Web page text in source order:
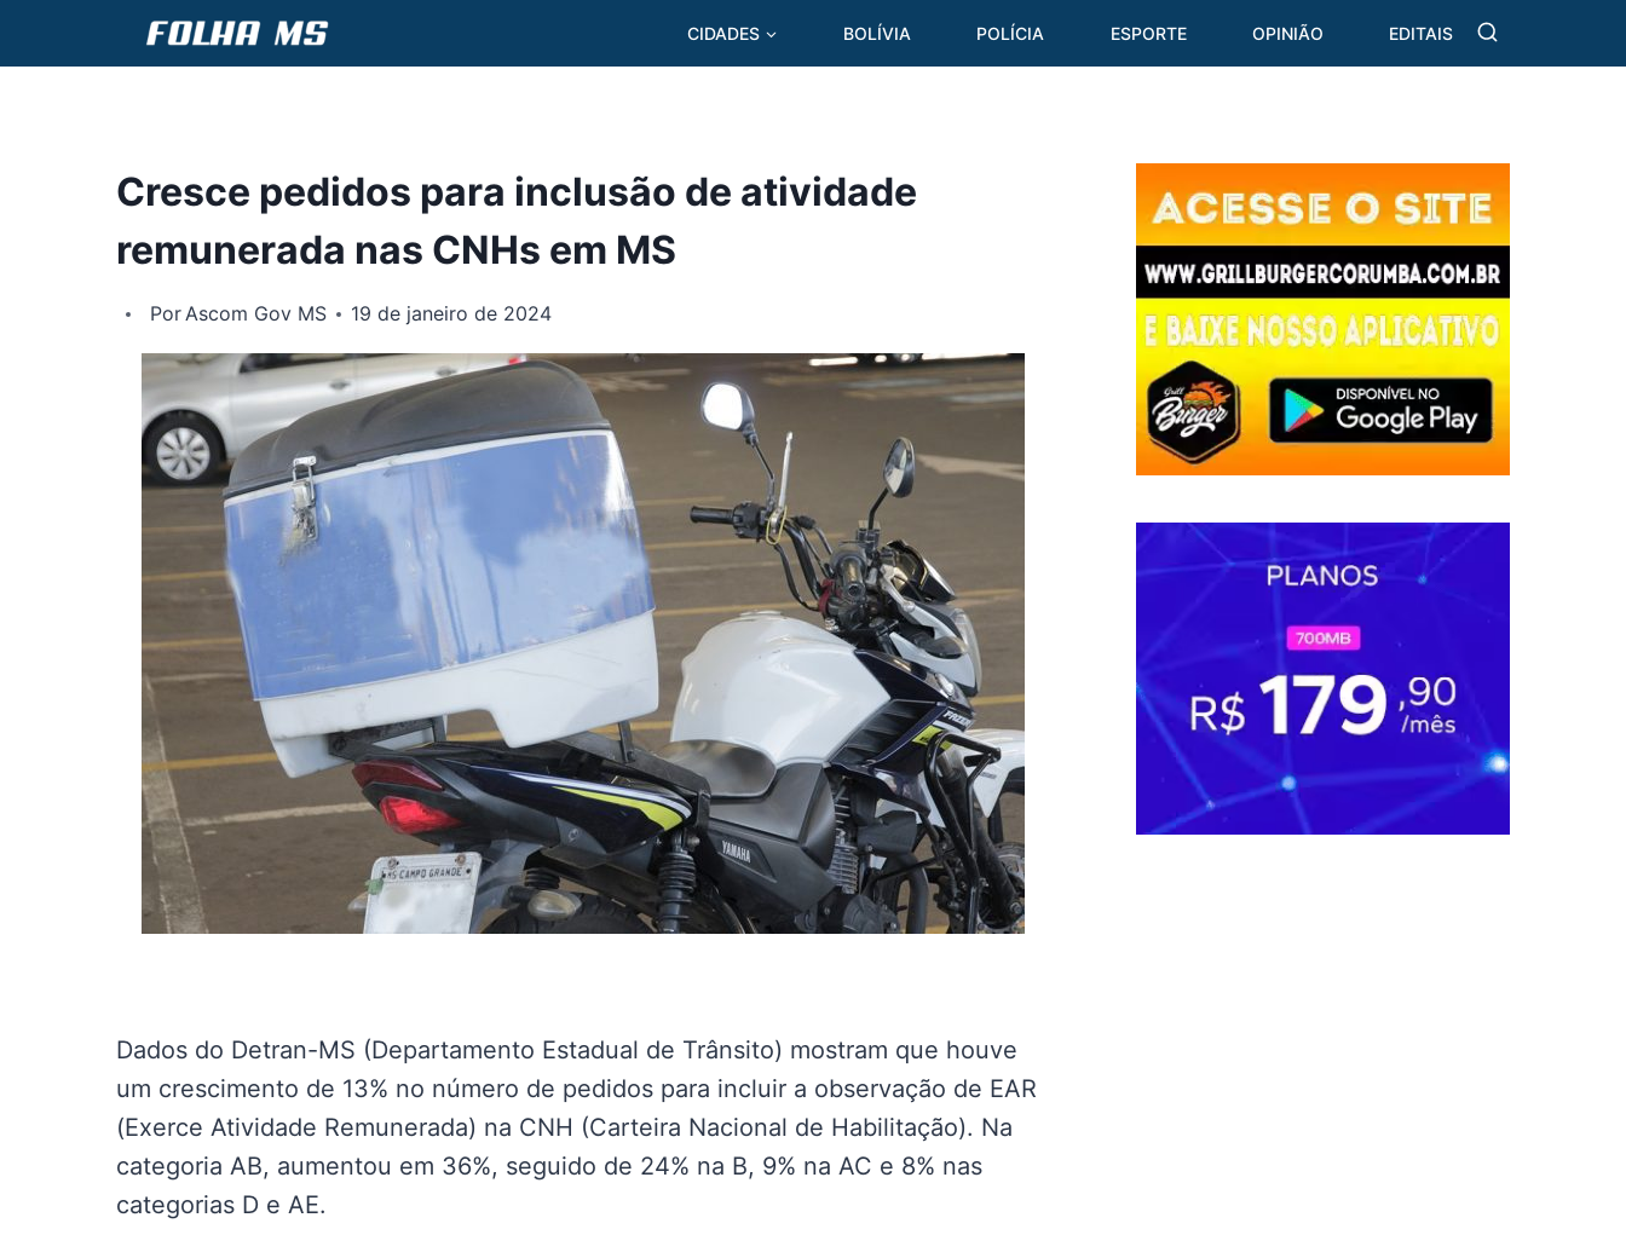
CIDADES BOLÍVIA POLÍCIA ESPORTE OPINIÃO EDITAIS
Cresce pedidos para inclusão de atividade
remunerada nas CNHs em MS
PorAscom Gov MS 19 de janeiro de 2024
Dados do Detran-MS (Departamento Estadual de Trânsito) mostram que houve
um crescimento de 13% no número de pedidos para incluir a observação de EAR
(Exerce Atividade Remunerada) na CNH (Carteira Nacional de Habilitação). Na
categoria AB, aumentou em 36%, seguido de 24% na B, 9% na AC e 8% nas
categorias D e AE.